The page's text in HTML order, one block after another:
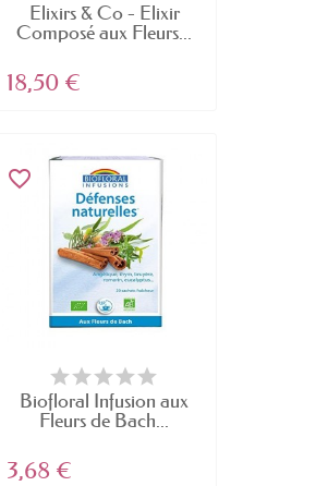
Elixirs & Co - Elixir
Composé aux Fleurs...
18,50 €
favorite_border
Biofloral Infusion aux
Fleurs de Bach...
3,68 €